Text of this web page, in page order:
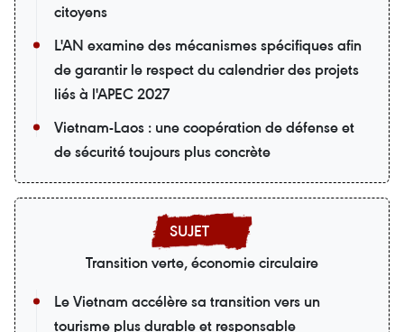
citoyens
L'AN examine des mécanismes spécifiques afin
de garantir le respect du calendrier des projets
liés à l'APEC 2027
Vietnam-Laos : une coopération de défense et
de sécurité toujours plus concrète
Transition verte, économie circulaire
Le Vietnam accélère sa transition vers un
tourisme plus durable et responsable